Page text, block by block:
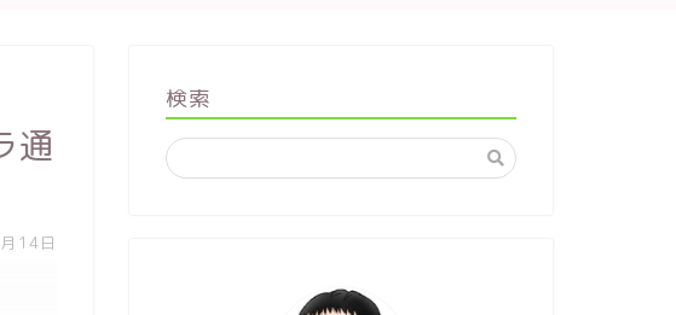
通
14日
検索